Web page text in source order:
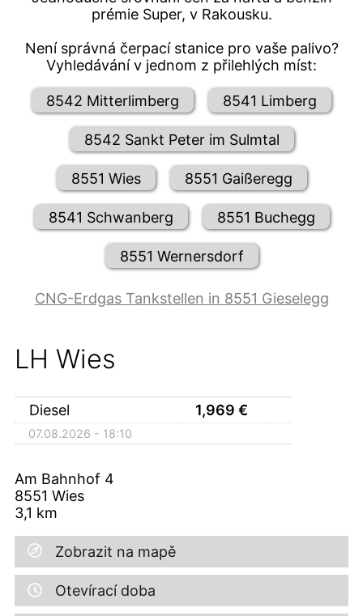
prémie Super, v Rakousku.
Není správná čerpací stanice pro vaše palivo?
Vyhledávání v jednom z přilehlých míst:
8542 Mitterlimberg 8541 Limberg
8542 Sankt Peter im Sulmtal
8551 Wies 8551 Gaißeregg
8541 Schwanberg 8551 Buchegg
8551 Wernersdorf
CNG-Erdgas Tankstellen in 8551 Gieselegg
LH Wies
Diesel 1,969 €
07.08.2026 - 18:10
Am Bahnhof 4
8551 Wies
3,1 km
Zobrazit na mapě
Otevírací doba